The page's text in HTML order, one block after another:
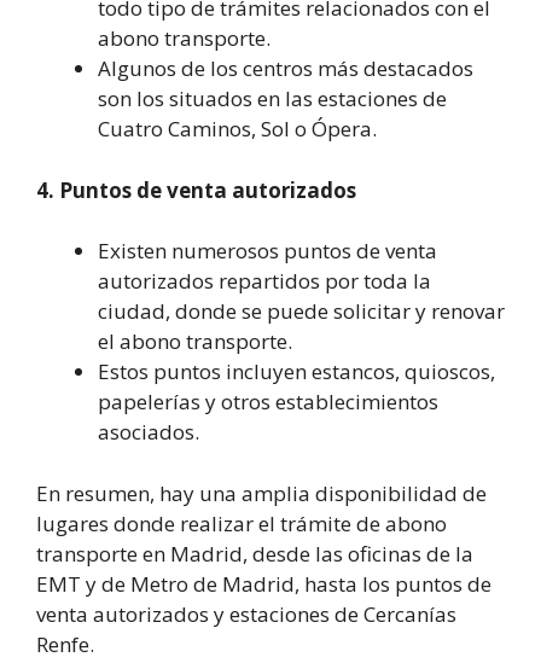
todo tipo de trámites relacionados con el
abono transporte.
Algunos de los centros más destacados
son los situados en las estaciones de
Cuatro Caminos, Sol o Ópera.
4. Puntos de venta autorizados
Existen numerosos puntos de venta
autorizados repartidos por toda la
ciudad, donde se puede solicitar y renovar
el abono transporte.
Estos puntos incluyen estancos, quioscos,
papelerías y otros establecimientos
asociados.
En resumen, hay una amplia disponibilidad de
lugares donde realizar el trámite de abono
transporte en Madrid, desde las oficinas de la
EMT y de Metro de Madrid, hasta los puntos de
venta autorizados y estaciones de Cercanías
Renfe.